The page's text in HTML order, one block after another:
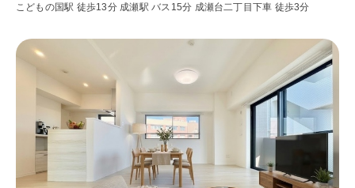
こどもの国駅 徒歩13分 成瀬駅 バス15分 成瀬台二丁目下車 徒歩3分